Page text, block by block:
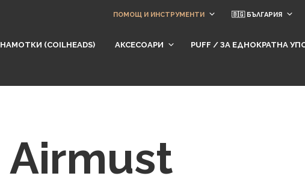
ПОМОЩ И ИНСТРУМЕНТИ 🇧🇬 БЪЛГАРИЯ
НАМОТКИ (СOILHEADS) АКСЕСОАРИ
​PUFF / ЗА ЕДНОКРАТНА
Airmust